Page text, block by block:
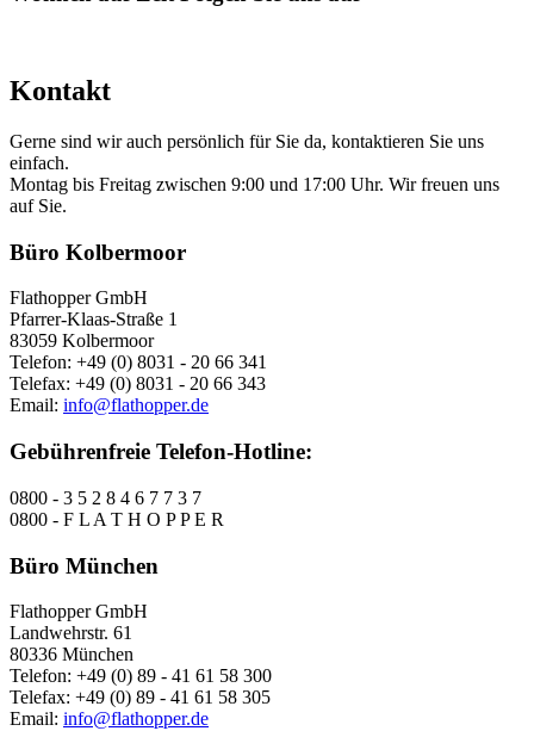
Kontakt
Gerne sind wir auch persönlich für Sie da, kontaktieren Sie uns
einfach.
Montag bis Freitag zwischen 9:00 und 17:00 Uhr. Wir freuen uns
auf Sie.
Büro Kolbermoor
Flathopper GmbH
Pfarrer-Klaas-Straße 1
83059 Kolbermoor
Telefon: +49 (0) 8031 - 20 66 341
Telefax: +49 (0) 8031 - 20 66 343
Email: info@flathopper.de
Gebührenfreie Telefon-Hotline:
0800 - 3 5 2 8 4 6 7 7 3 7
0800 - F L A T H O P P E R
Büro München
Flathopper GmbH
Landwehrstr. 61
80336 München
Telefon: +49 (0) 89 - 41 61 58 300
Telefax: +49 (0) 89 - 41 61 58 305
Email: info@flathopper.de